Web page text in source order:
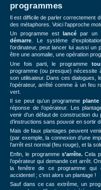
programmes
Il est difficile de parler correctement
des métaphores. Voici l’approche
Un programme est lancé par un
démarre . Le système
l’ordinateur, peut lancer lui aussi
être une anomalie, une opération
Une fois parti, le programme
programme (ou presque) nécessite
son utilisateur. Dans ces dialogues,
l’opérateur, arrêté comme à un feu
vert.
Il se peut qu’un programmeplante
réponse de l’opérateur. Les
venir d’un défaut de construction
d’instructions sans pouvoir en sortir
Mais de faux plantages peuvent
(par exemple, la connexion d’une
l’arrêt est normal (feu rouge), et la
Enfin, le programmes’arrête. Cela
l’opérateur qui demande cet arrêt.
la fenêtre de ce programme qui
accidentel ; c’est alors un plantage !
Sauf dans ce cas extrême, un